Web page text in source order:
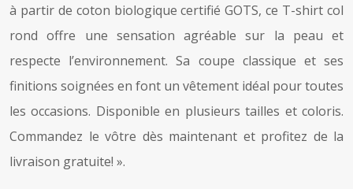
à partir de coton biologique certifié GOTS, ce T-shirt col
rond offre une sensation agréable sur la peau et
respecte l’environnement. Sa coupe classique et ses
finitions soignées en font un vêtement idéal pour toutes
les occasions. Disponible en plusieurs tailles et coloris.
Commandez le vôtre dès maintenant et profitez de la
livraison gratuite! ».